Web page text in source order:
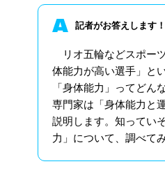
記者がお答えします！
リオ五輪などスポー
体能力が高い選手」と
「身体能力」ってど
専門家は「身体能力と
説明します。知ってい
力」について、調べて